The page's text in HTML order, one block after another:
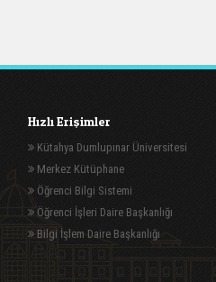
Hızlı Erişimler
Kütahya Dumlupınar Üniversitesi
Merkez Kütüphane
Öğrenci Bilgi Sistemi
Öğrenci İşleri Daire Başkanlığı
Bilgi İşlem Daire Başkanlığı